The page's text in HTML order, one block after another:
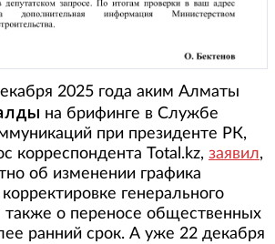
2025 года аким Алматы
на брифинге в Службе
при президенте РК,
корреспондента Total.kz, заявил,
об изменении графика
генерального
о переносе общественных
ранний срок. А уже 22 декабря